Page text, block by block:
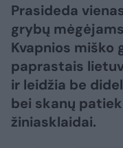
Prasideda
grybų
Kvapnios miško
paprastais
ir leidžia be
bei skanų
žiniasklaidai.